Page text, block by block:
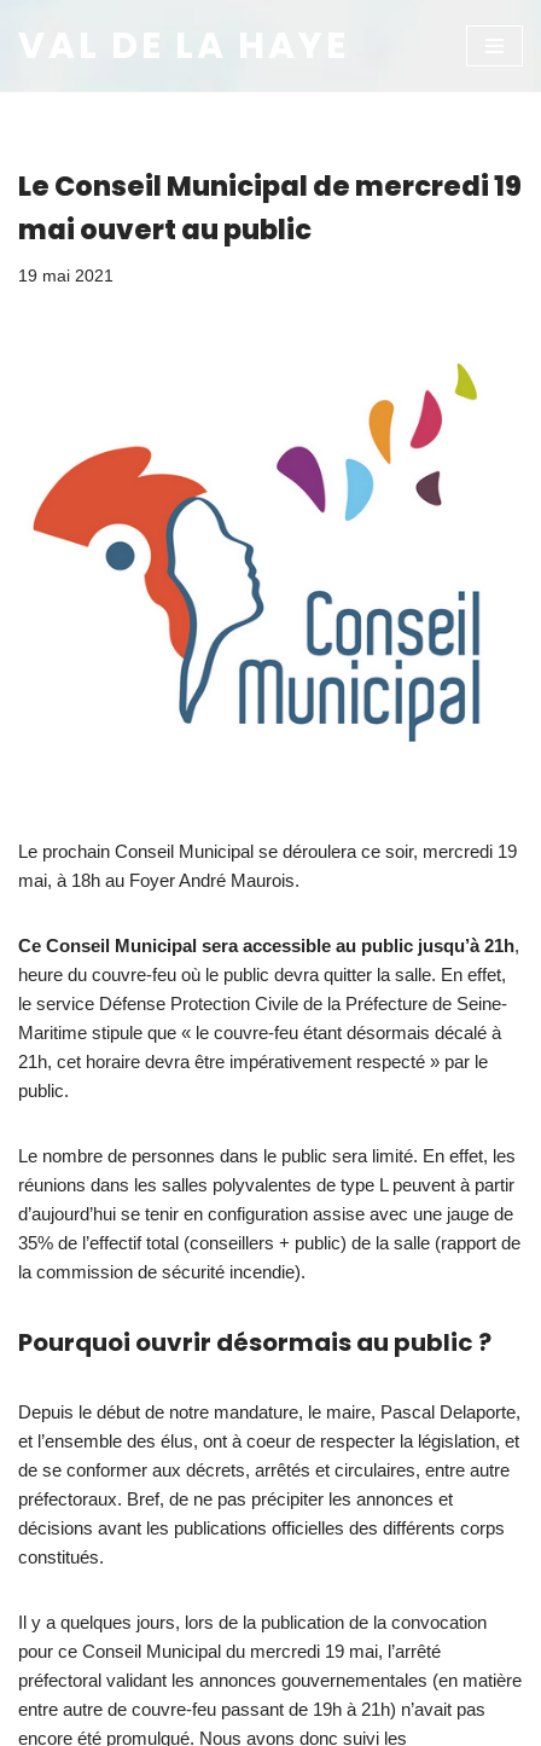
VAL DE LA HAYE
Le Conseil Municipal de mercredi 19
mai ouvert au public
19 mai 2021
Le prochain Conseil Municipal se déroulera ce soir, mercredi 19
mai, à 18h au Foyer André Maurois.
Ce Conseil Municipal sera accessible au public jusqu’à 21h,
heure du couvre-feu où le public devra quitter la salle. En effet,
le service Défense Protection Civile de la Préfecture de Seine-
Maritime stipule que « le couvre-feu étant désormais décalé à
21h, cet horaire devra être impérativement respecté » par le
public.
Le nombre de personnes dans le public sera limité. En effet, les
réunions dans les salles polyvalentes de type L peuvent à partir
d’aujourd’hui se tenir en configuration assise avec une jauge de
35% de l’effectif total (conseillers + public) de la salle (rapport de
la commission de sécurité incendie).
Pourquoi ouvrir désormais au public ?
Depuis le début de notre mandature, le maire, Pascal Delaporte,
et l’ensemble des élus, ont à coeur de respecter la législation, et
de se conformer aux décrets, arrêtés et circulaires, entre autre
préfectoraux. Bref, de ne pas précipiter les annonces et
décisions avant les publications officielles des différents corps
constitués.
Il y a quelques jours, lors de la publication de la convocation
pour ce Conseil Municipal du mercredi 19 mai, l’arrêté
préfectoral validant les annonces gouvernementales (en matière
entre autre de couvre-feu passant de 19h à 21h) n’avait pas
encore été promulgué. Nous avons donc suivi les